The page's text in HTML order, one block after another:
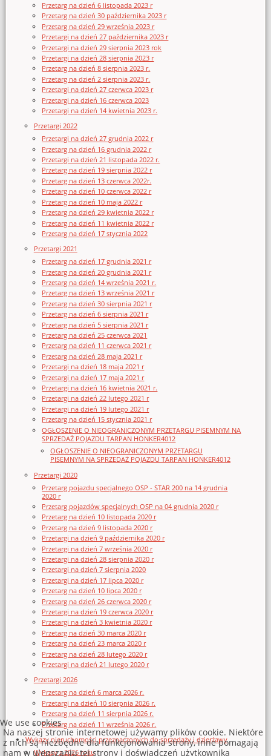
Przetarg na dzień 6 listopada 2023 r
Przetarg na dzień 30 października 2023 r
Przetarg na dzień 29 września 2023 r
Przetargi na dzień 27 października 2023 r
Przetargi na dzień 29 sierpnia 2023 rok
Przetargi na dzień 28 sierpnia 2023 r
Przetarg na dzień 8 sierpnia 2023 r.
Przetarg na dzień 2 sierpnia 2023 r.
Przetargi na dzień 27 czerwca 2023 r
Przetargi na dzień 16 czerwca 2023
Przetargi na dzień 14 kwietnia 2023 r.
Przetargi 2022
Przetargi na dzień 27 grudnia 2022 r
Przetarg na dzień 16 grudnia 2022 r
Przetargi na dzień 21 listopada 2022 r.
Przetarg na dzień 19 sierpnia 2022 r
Przetarg na dzień 13 czerwca 2022r.
Przetarg na dzień 10 czerwca 2022 r
Przetarg na dzień 10 maja 2022 r
Przetarg na dzień 29 kwietnia 2022 r
Przetarg na dzień 11 kwietnia 2022 r
Przetarg na dzień 17 stycznia 2022
Przetargi 2021
Przetarg na dzień 17 grudnia 2021 r
Przetarg na dzień 20 grudnia 2021 r
Przetarg na dzień 14 września 2021 r.
Przetarg na dzień 13 września 2021 r
Przetarg na dzień 30 sierpnia 2021 r
Przetarg na dzień 6 sierpnia 2021 r
Przetarg na dzień 5 sierpnia 2021 r
Przetarg na dzień 25 czerwca 2021
Przetarg na dzień 11 czerwca 2021 r
Przetarg na dzień 28 maja 2021 r
Przetargi na dzień 18 maja 2021 r
Przetargi na dzień 17 maja 2021 r
Przetargi na dzień 16 kwietnia 2021 r.
Przetargi na dzień 22 lutego 2021 r
Przetargi na dzień 19 lutego 2021 r
Przetarg na dzień 15 stycznia 2021 r
OGŁOSZENIE O NIEOGRANICZONYM PRZETARGU PISEMNYM NA
SPRZEDAŻ POJAZDU TARPAN HONKER4012
OGŁOSZENIE O NIEOGRANICZONYM PRZETARGU
PISEMNYM NA SPRZEDAŻ POJAZDU TARPAN HONKER4012
Przetargi 2020
Przetarg pojazdu specjalnego OSP - STAR 200 na 14 grudnia
2020 r
Przetarg pojazdów specjalnych OSP na 04 grudnia 2020 r
Przetarg na dzień 10 listopada 2020 r
Przetarg na dzień 9 listopada 2020 r
Przetargi na dzień 9 października 2020 r
Przetargi na dzień 7 września 2020 r
Przetargi na dzień 28 sierpnia 2020 r
Przetargi na dzień 7 sierpnia 2020
Przetargi na dzień 17 lipca 2020 r
Przetarg na dzień 10 lipca 2020 r
Przetarg na dzień 26 czerwca 2020 r
Przetargi na dzień 19 czerwca 2020 r
Przetargi na dzień 3 kwietnia 2020 r
Przetarg na dzień 30 marca 2020 r
Przetarg na dzień 23 marca 2020 r
Przetarg na dzień 28 lutego 2020 r
Przetargi na dzień 21 lutego 2020 r
Przetargi 2026
Przetarg na dzień 6 marca 2026 r.
Przetargi na dzień 10 sierpnia 2026 r.
Przetarg na dzień 11 sierpnia 2026 r.
Przetarg na dzień 11 września 2026 r.
Wykazy nieruchomości przeznaczonych do sprzedaży i dzierżawy
Wykazy z 2026 roku
We use cookies
Na naszej stronie internetowej używamy plików cookie. Niektóre
z nich są niezbędne dla funkcjonowania strony, inne pomagają
nam w ulepszaniu tej strony i doświadczeń użytkownika